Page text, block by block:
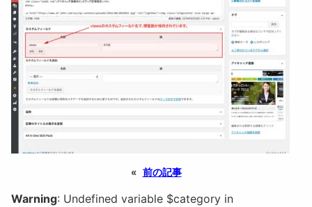
« 前の記事
Warning: Undefined variable $category in